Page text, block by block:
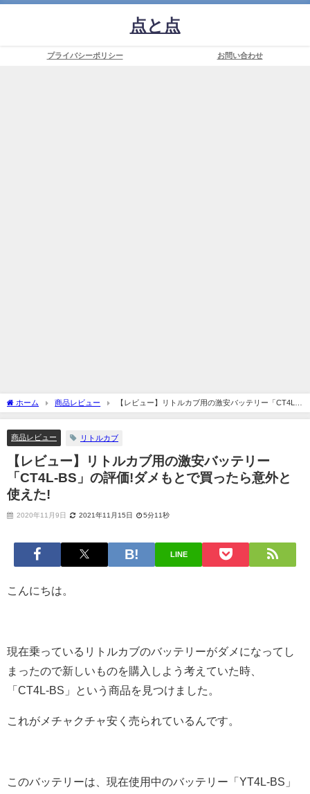
点と点
プライバシーポリシー お問い合わせ
ホーム 商品レビュー
【レビュー】リトルカブ用の激安バッテリー「CT4L-
BS」の評価!ダメもとで買ったら意外と使えた!
商品レビュー リトルカブ
【レビュー】リトルカブ用の激安バッテリー
「CT4L-BS」の評価!ダメもとで買ったら意外と
使えた!
2020年11月9日 2021年11月15日 5分11秒
LINE
こんにちは。
現在乗っているリトルカブのバッテリーがダメになってし
まったので新しいものを購入しよう考えていた時、
「CT4L-BS」という商品を見つけました。
これがメチャクチャ安く売られているんです。
このバッテリーは、現在使用中のバッテリー「YT4L-BS」